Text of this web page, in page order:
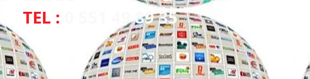
TEL :
0 551 49 89 35